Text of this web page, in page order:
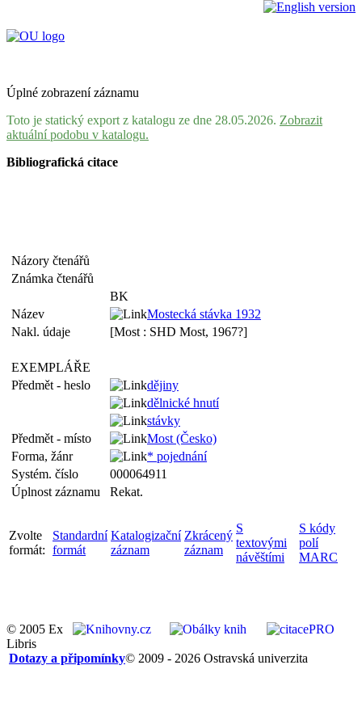
Úplné zobrazení záznamu
Toto je statický export z katalogu ze dne 28.05.2026. Zobrazit
aktuální podobu v katalogu.
Bibliografická citace
Názory čtenářů
Známka čtenářů
BK
Název
Mostecká stávka 1932
Nakl. údaje
[Most : SHD Most, 1967?]
EXEMPLÁŘE
Předmět - heslo
dějiny
dělnické hnutí
stávky
Předmět - místo
Most (Česko)
Forma, žánr
* pojednání
Systém. číslo
000064911
Úplnost záznamu
Rekat.
Zvolte
formát:
Standardní
formát
Katalogizační
záznam
Zkrácený
záznam
S
textovými
návěštími
S kódy
polí
MARC
© 2005 Ex
Libris
© 2009 - 2026 Ostravská univerzita
Dotazy a připomínky